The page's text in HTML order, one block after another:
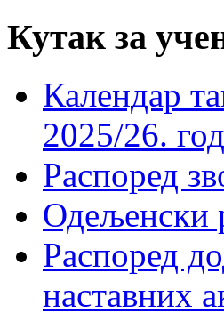
Кутак за
Календар
2025/26.
Распоред
Одељенски
Распоред
наставних